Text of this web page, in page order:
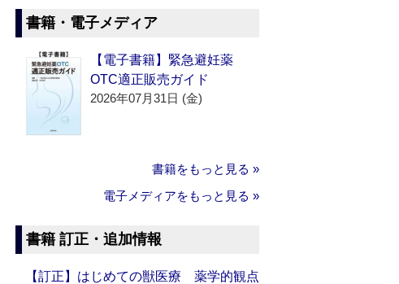
書籍・電子メディア
【電子書籍】緊急避妊薬
OTC適正販売ガイド
2026年07月31日 (金)
書籍をもっと見る »
電子メディアをもっと見る »
書籍 訂正・追加情報
【訂正】はじめての獣医療 薬学的観点